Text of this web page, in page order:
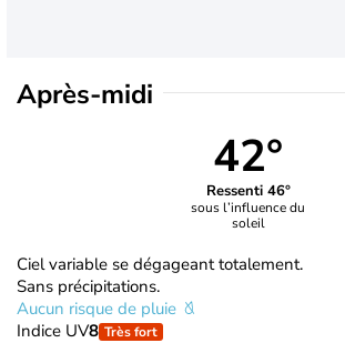
Après-midi
42°
Ressenti 46°
sous l’influence du
soleil
Ciel variable se dégageant totalement.
Sans précipitations.
Aucun risque de pluie
Indice UV8 Très fort